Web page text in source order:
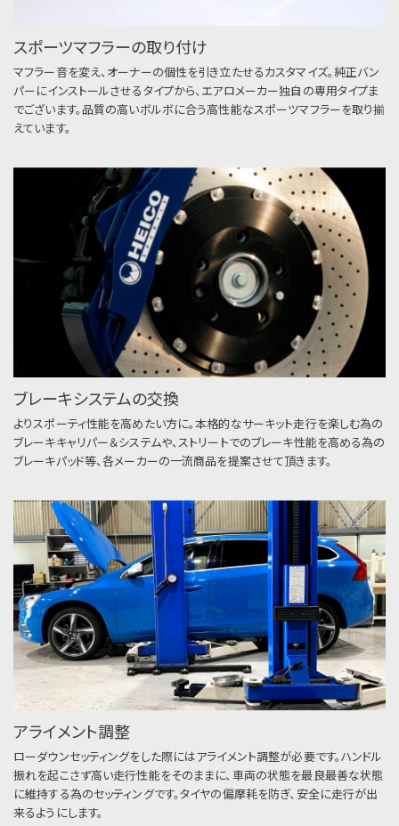
スポーツマフラーの取り付け
マフラー音を変え、オーナーの個性を引き立たせるカスタマイズ。純正バン
パーにインストールさせるタイプから、エアロメーカー独自の専用タイプま
でございます。品質の高いボルボに合う高性能なスポーツマフラーを取り揃
えています。
ブレーキシステムの交換
よりスポーティ性能を高めたい方に。本格的なサーキット走行を楽しむ為の
ブレーキキャリパー＆システムや、ストリートでのブレーキ性能を高める為の
ブレーキパッド等、各メーカーの一流商品を提案させて頂きます。
アライメント調整
ローダウンセッティングをした際にはアライメント調整が必要です。ハンドル
振れを起こさず高い走行性能をそのままに、車両の状態を最良最善な状態
に維持する為のセッティングです。タイヤの偏摩耗を防ぎ、安全に走行が出
来るようにします。